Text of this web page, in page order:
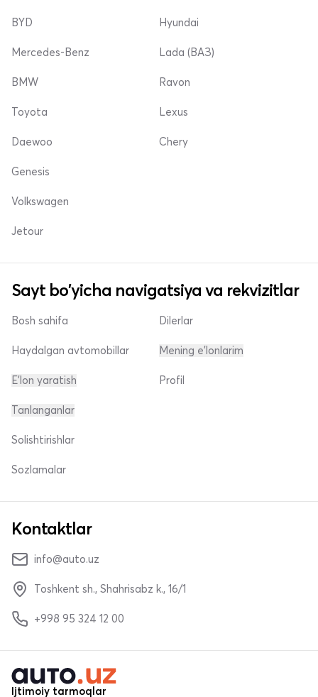
BYD
Mercedes-Benz
Hyundai
Lada (ВАЗ)
BMW
Toyota
Daewoo
Ravon
Lexus
Chery
Genesis
Volkswagen
Jetour
Sayt bo'yicha navigatsiya va rekvizitlar
Bosh sahifa
Haydalgan avtomobillar
E'lon yaratish
Dilerlar
Mening e'lonlarim
Profil
Tanlanganlar
Solishtirishlar
Sozlamalar
Kontaktlar
info@auto.uz
Toshkent sh., Shahrisabz k., 16/1
+998 95 324 12 00
Ijtimoiy tarmoqlar